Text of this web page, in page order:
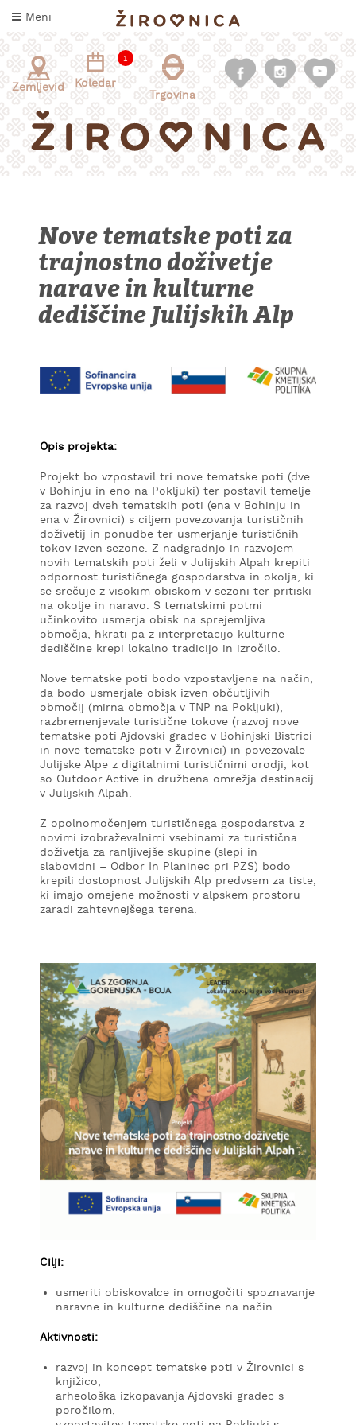
na
Meni
INFORMACIJE
OBISKOVALCE
OKUSITI
ŠOLE
DOGODKI
Zemljevid
1
Koledar
Trgovina
Nove tematske poti za
trajnostno doživetje
narave in kulturne
dediščine Julijskih Alp
Opis projekta:
Projekt bo vzpostavil tri nove tematske poti (dve
v Bohinju in eno na Pokljuki) ter postavil temelje
za razvoj dveh tematskih poti (ena v Bohinju in
ena v Žirovnici) s ciljem povezovanja turističnih
doživetij in ponudbe ter usmerjanje turističnih
tokov izven sezone. Z nadgradnjo in razvojem
novih tematskih poti želi v Julijskih Alpah krepiti
odpornost turističnega gospodarstva in okolja, ki
se srečuje z visokim obiskom v sezoni ter pritiski
na okolje in naravo. S tematskimi potmi
učinkovito usmerja obisk na sprejemljiva
območja, hkrati pa z interpretacijo kulturne
dediščine krepi lokalno tradicijo in izročilo.
Nove tematske poti bodo vzpostavljene na način,
da bodo usmerjale obisk izven občutljivih
območij (mirna območja v TNP na Pokljuki),
razbremenjevale turistične tokove (razvoj nove
tematske poti Ajdovski gradec v Bohinjski Bistrici
in nove tematske poti v Žirovnici) in povezovale
Julijske Alpe z digitalnimi turističnimi orodji, kot
so Outdoor Active in družbena omrežja destinacij
v Julijskih Alpah.
Z opolnomočenjem turističnega gospodarstva z
novimi izobraževalnimi vsebinami za turistična
doživetja za ranljivejše skupine (slepi in
slabovidni – Odbor In Planinec pri PZS) bodo
krepili dostopnost Julijskih Alp predvsem za tiste,
ki imajo omejene možnosti v alpskem prostoru
zaradi zahtevnejšega terena.
Cilji:
usmeriti obiskovalce in omogočiti spoznavanje
naravne in kulturne dediščine na način.
Aktivnosti:
razvoj in koncept tematske poti v Žirovnici s
knjižico,
arheološka izkopavanja Ajdovski gradec s
poročilom,